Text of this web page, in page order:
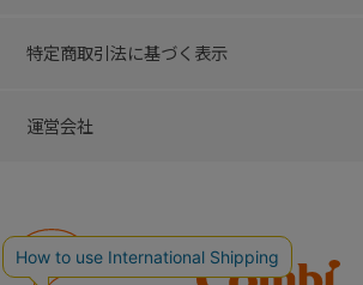
特定商取引法に基づく表示
運営会社